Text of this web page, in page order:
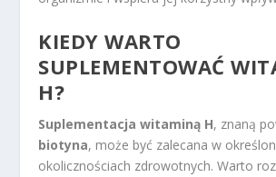
KIEDY WARTO
SUPLEMENTOWAĆ
H?
Suplementacja witaminą H, znaną
biotyna, może być zalecana w
okolicznościach zdrowotnych. Warto